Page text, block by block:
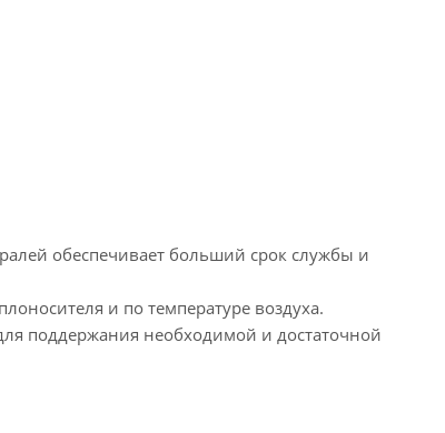
обеспечивает больший срок службы и
и по температуре воздуха.
поддержания необходимой и достаточной